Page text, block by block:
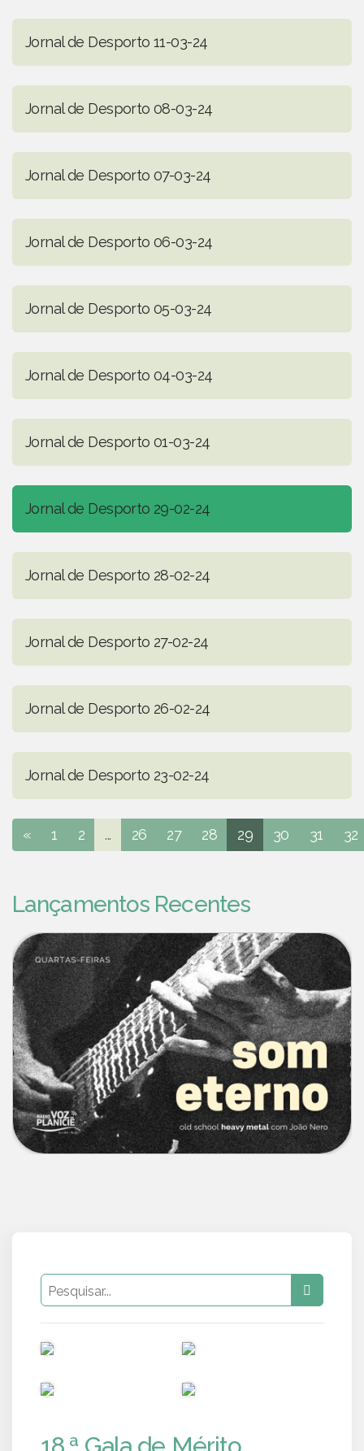
Jornal de Desporto 11-03-24
Jornal de Desporto 08-03-24
Jornal de Desporto 07-03-24
Jornal de Desporto 06-03-24
Jornal de Desporto 05-03-24
Jornal de Desporto 04-03-24
Jornal de Desporto 01-03-24
Jornal de Desporto 29-02-24
Jornal de Desporto 28-02-24
Jornal de Desporto 27-02-24
Jornal de Desporto 26-02-24
Jornal de Desporto 23-02-24
« 1 2 ... 26 27 28 29 30 31 32
Lançamentos Recentes